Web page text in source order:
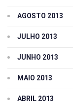
AGOSTO 2013
JULHO 2013
JUNHO 2013
MAIO 2013
ABRIL 2013